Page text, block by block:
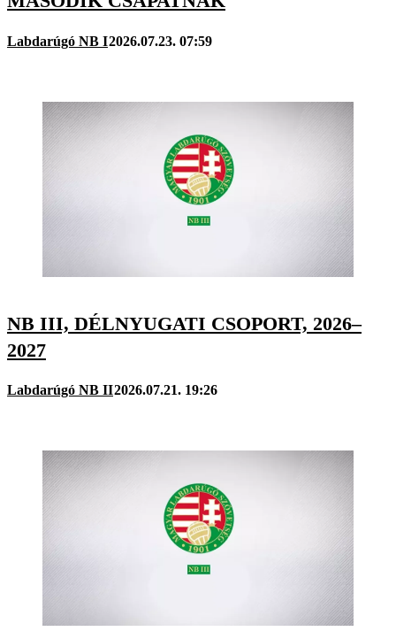
Labdarúgó NB I2026.07.23. 07:59
NB III, DÉLNYUGATI CSOPORT, 2026–
2027
Labdarúgó NB II2026.07.21. 19:26